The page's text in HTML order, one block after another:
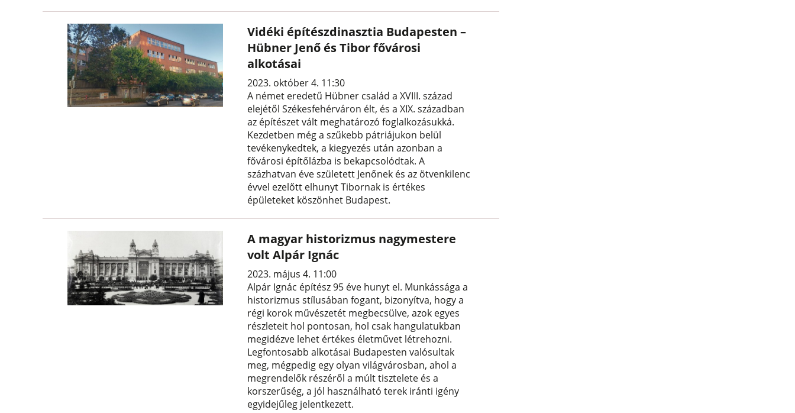
Vidéki építészdinasztia Budapesten –
Hübner Jenő és Tibor fővárosi
alkotásai
2023. október 4. 11:30
A német eredetű Hübner család a XVIII. század
elejétől Székesfehérváron élt, és a XIX. században
az építészet vált meghatározó foglalkozásukká.
Kezdetben még a szűkebb pátriájukon belül
tevékenykedtek, a kiegyezés után azonban a
fővárosi építőlázba is bekapcsolódtak. A
százhatvan éve született Jenőnek és az ötvenkilenc
évvel ezelőtt elhunyt Tibornak is értékes
épületeket köszönhet Budapest.
A magyar historizmus nagymestere
volt Alpár Ignác
2023. május 4. 11:00
Alpár Ignác építész 95 éve hunyt el. Munkássága a
historizmus stílusában fogant, bizonyítva, hogy a
régi korok művészetét megbecsülve, azok egyes
részleteit hol pontosan, hol csak hangulatukban
megidézve lehet értékes életművet létrehozni.
Legfontosabb alkotásai Budapesten valósultak
meg, mégpedig egy olyan világvárosban, ahol a
megrendelők részéről a múlt tisztelete és a
korszerűség, a jól használható terek iránti igény
egyidejűleg jelentkezett.